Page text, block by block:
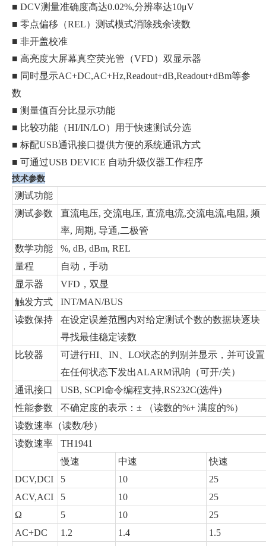
■ DCV测量准确度高达0.02%,分辨率达10μV
■ 零点偏移（REL）测试模式消除残余读数
■ 非开盖校准
■ 高亮度大屏幕真空荧光管（VFD）双显示器
■ 同时显示AC+DC,AC+Hz,Readout+dB,Readout+dBm等参
数
■ 测量值百分比显示功能
■ 比较功能（HI/IN/LO）用于快速测试分选
■ 标配USB通讯接口提供方便的系统通讯方式
■ 可通过USB DEVICE 自动升级仪器工作程序
技术参数
测试功能
测试参数
直流电压, 交流电压, 直流电流,交流电流,电阻, 频
率, 周期, 导通,二极管
数学功能
%, dB, dBm, REL
量程
自动，手动
显示器
VFD，双显
触发方式
INT/MAN/BUS
读数保持
在设定误差范围内对给定测试个数的数据块逐块
寻找最佳稳定读数
比较器
可进行HI、IN、LO状态的判别并显示，并可设置
在任何状态下发出ALARM讯响（可开/关）
通讯接口
USB, SCPI命令编程支持,RS232C(选件)
性能参数
不确定度的表示：± （读数的%+ 满度的%）
读数速率（读数/秒）
读数速率
TH1941
慢速
中速
快速
DCV,DCI
5 10
25
ACV,ACI
5 10
25
Ω
5 10
25
AC+DC
1.2 1.4
1.5